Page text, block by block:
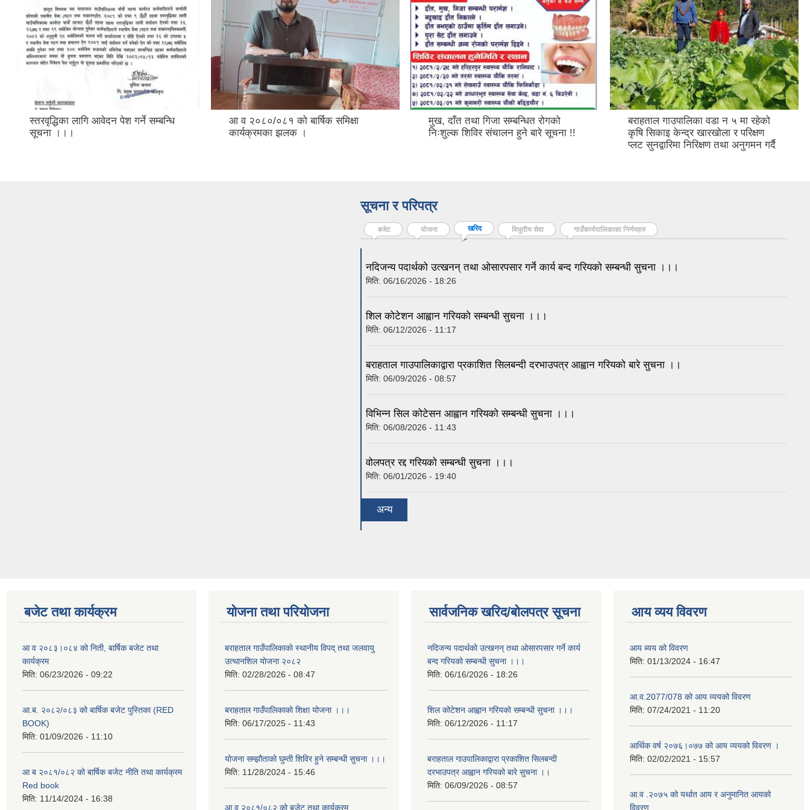
स्तरवृद्धिका लागि आवेदन पेश गर्ने सम्बन्धि
सूचना ।।।
आ व २०८०/०८१ को बार्षिक समिक्षा
कार्यक्रमका झलक ।
मुख, दाँत तथा गिजा सम्बन्धित रोगको
निःशुल्क शिविर संचालन हुने बारे सूचना !!
बराहताल गाउपालिका वडा न ५ मा रहेको
कृषि सिकाइ केन्द्र खारखोला र परिक्षण
प्लट सुनद्वारिमा निरिक्षण तथा अनुगमन गर्दै
सूचना र परिपत्र
बजेट योजना खरिद(active tab)विधुतीय सेवा गाउँकार्यपालिकाका निर्णयहरु
नदिजन्य पदार्थको उत्खनन् तथा ओसारपसार गर्ने कार्य बन्द गरियको सम्बन्धी सुचना ।।।
मिति: 06/16/2026 - 18:26
शिल कोटेशन आह्वान गरियको सम्बन्धी सुचना ।।।
मिति: 06/12/2026 - 11:17
बराहताल गाउपालिकाद्वारा प्रकाशित सिलबन्दी दरभाउपत्र आह्वान गरियको बारे सुचना ।।
मिति: 06/09/2026 - 08:57
विभिन्न सिल कोटेसन आह्वान गरियको सम्बन्धी सुचना ।।।
मिति: 06/08/2026 - 11:43
वोलपत्र रद्द गरियको सम्बन्धी सुचना ।।।
मिति: 06/01/2026 - 19:40
अन्य
बजेट तथा कार्यक्रम
आ व २०८३।०८४ को निती, बार्षिक बजेट तथा
कार्यक्रम
मिति: 06/23/2026 - 09:22
आ.ब. २०८२/०८३ को बार्षिक बजेट पुस्तिका (RED
BOOK)
मिति: 01/09/2026 - 11:10
आ ब २०८१/०८२ को बार्षिक बजेट नीति तथा कार्यक्रम
Red book
मिति: 11/14/2024 - 16:38
योजना तथा परियोजना
बराहताल गाउँपालिकाकाे स्थानीय विपद् तथा जलवायु
उत्थानशिल याेजना २०८२
मिति: 02/28/2026 - 08:47
बराहताल गाउँपालिकाको शिक्षा योजना ।।।
मिति: 06/17/2025 - 11:43
योजना सम्झौताको घुम्ती शिविर हुने सम्बन्धी सुचना ।।।
मिति: 11/28/2024 - 15:46
आ व २०८१/०८२ को बजेट तथा कार्यक्रम
सार्वजनिक खरिद/बोलपत्र सूचना
नदिजन्य पदार्थको उत्खनन् तथा ओसारपसार गर्ने कार्य
बन्द गरियको सम्बन्धी सुचना ।।।
मिति: 06/16/2026 - 18:26
शिल कोटेशन आह्वान गरियको सम्बन्धी सुचना ।।।
मिति: 06/12/2026 - 11:17
बराहताल गाउपालिकाद्वारा प्रकाशित सिलबन्दी
दरभाउपत्र आह्वान गरियको बारे सुचना ।।
मिति: 06/09/2026 - 08:57
आय व्यय विवरण
आय ब्यय को विवरण
मिति: 01/13/2024 - 16:47
आ.व.2077/078 को आय व्ययको विवरण
मिति: 07/24/2021 - 11:20
आर्थिक वर्ष २०७६।०७७ को आय व्ययको विवरण ।
मिति: 02/02/2021 - 15:57
आ.व .२०७५ को यर्थात आय र अनुमानित आयको
विवरण